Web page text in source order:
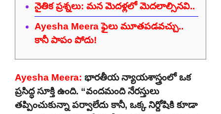
నైతిక ప్రశ్నలు: మన మెదళ్లలో మెదలాల్సినవి..
Ayesha Meera ఫైలు మూతపడవచ్చు..
కానీ పాపం పోదు!
Ayesha Meera: భారతీయ న్యాయశాస్త్రంలో ఒక
ప్రసిద్ధ సూక్తి ఉంది. “వందమంది నేరస్తులు
తప్పించుకున్నా పర్వాలేదు కానీ, ఒక్క నిర్దోషికి కూడా